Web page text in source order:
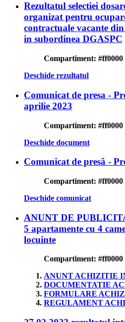
Rezultatul selectiei
organizat pentru
contractuale vacante
in subordinea DGASPC
Compartiment: #ff0000
Deschide rezultatul
Comunicat de presa -
aprilie 2023
Compartiment: #ff0000
Deschide document
Comunicat de presă -
Compartiment: #ff0000
Deschide comunicat
ANUNT DE
5 apartamente cu 4
locuinte
Compartiment: #ff0000
ANUNT ACHIZITIE
DOCUMENTATIE
FORMULARE
REGULAMENT